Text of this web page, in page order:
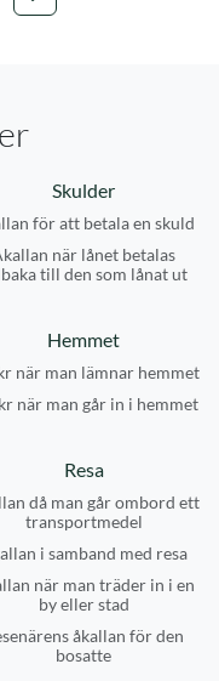
Skulder
för att betala en skuld
när lånet betalas
till den som lånat ut
Hemmet
när man lämnar hemmet
när man går in i hemmet
Resa
då man går ombord ett
transportmedel
i samband med resa
när man träder in i en
by eller stad
åkallan för den
bosatte